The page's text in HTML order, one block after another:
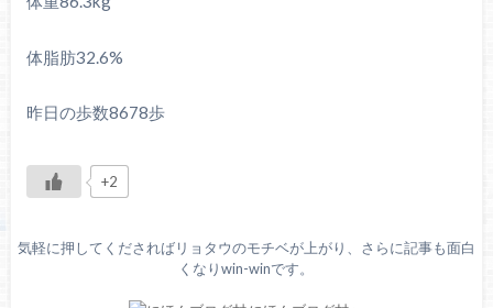
体脂肪32.6%
昨日の歩数8678歩
+2
気軽に押してくださればリョタウのモチベが上がり、さらに記事も面白
くなりwin-winです。